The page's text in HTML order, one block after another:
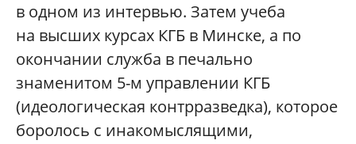
в одном из интервью. Затем учеба
на высших курсах КГБ в Минске, а по
окончании служба в печально
знаменитом 5-м управлении КГБ
(идеологическая контрразведка), которое
боролось с инакомыслящими,